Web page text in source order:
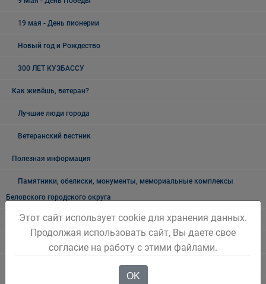
19 мая - День пионерии
Новый год и Рождество
300 ЛЕТ КУЗБАССУ
Как живёшь, ветеран?
Лучшие люди города
Ветеранский вестник
Полезная информация
Памятники, обелиски, монументы, мемориальные комплексы
Беловского городского округа
Объявления
Этот сайт использует cookie для хранения данных.
Продолжая использовать сайт, Вы даете свое
согласие на работу с этими файлами.
OK